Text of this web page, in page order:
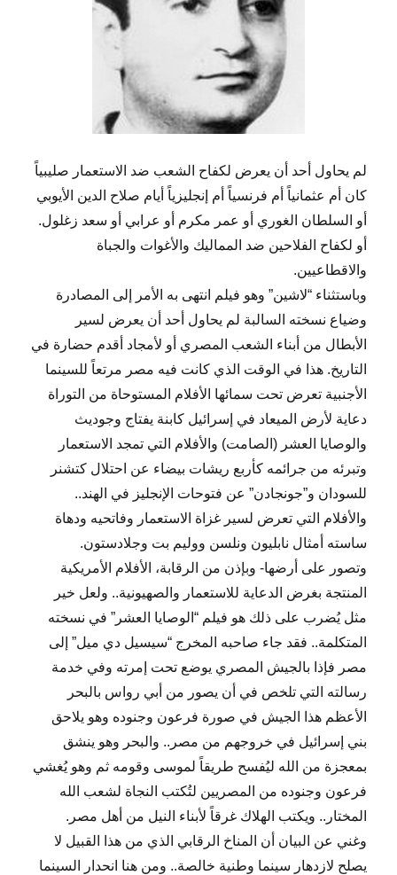
لم يحاول أحد أن يعرض لكفاح الشعب ضد الاستعمار صليبياً
كان أم عثمانياً أم فرنسياً أم إنجليزياً أيام صلاح الدين الأيوبي
أو السلطان الغوري أو عمر مكرم أو عرابي أو سعد زغلول.
أو لكفاح الفلاحين ضد المماليك والأغوات والجباة
والاقطاعيين.
وباستثناء “لاشين” وهو فيلم انتهى به الأمر إلى المصادرة
وضياع نسخته السالبة لم يحاول أحد أن يعرض لسير
الأبطال من أبناء الشعب المصري أو لأمجاد أقدم حضارة في
التاريخ. هذا في الوقت الذي كانت فيه مصر مرتعاً للسينما
الأجنبية تعرض تحت سمائها الأفلام المستوحاة من التوراة
دعاية لأرض الميعاد في إسرائيل كابنة يفتاج وجوديث
والوصايا العشر (الصامت) والأفلام التي تمجد الاستعمار
وتبرئه من جرائمه كأربع ريشات بيضاء عن احتلال كتشنر
للسودان و”جونجادن” عن فتوحات الإنجليز في الهند..
والأفلام التي تعرض لسير غزاة الاستعمار وفاتحيه ودهاة
ساسته أمثال نابليون ونلسن ووليم بت وجلادستون.
وتصور على أرضها- وبإذن من الرقابة، الأفلام الأمريكية
المنتجة بغرض الدعاية للاستعمار والصهيونية.. ولعل خير
مثل يُضرب على ذلك هو فيلم “الوصايا العشر” في نسخته
المتكلمة.. فقد جاء صاحبه المخرج “سيسيل دي ميل” إلى
مصر فإذا بالجيش المصري يوضع تحت إمرته وفي خدمة
رسالته التي تلخص في أن يصور من أبي رواس بالبحر
الأعظم هذا الجيش في صورة فرعون وجنوده وهو يلاحق
بني إسرائيل في خروجهم من مصر.. والبحر وهو ينشق
بمعجزة من الله ليُفسح طريقاً لموسى وقومه ثم وهو يُغشي
فرعون وجنوده من المصريين لتُكتب النجاة لشعب الله
المختار.. ويكتب الهلاك غرقاً لأبناء النيل من أهل مصر.
وغني عن البيان أن المناخ الرقابي الذي من هذا القبيل لا
يصلح لازدهار سينما وطنية خالصة.. ومن هنا انحدار السينما